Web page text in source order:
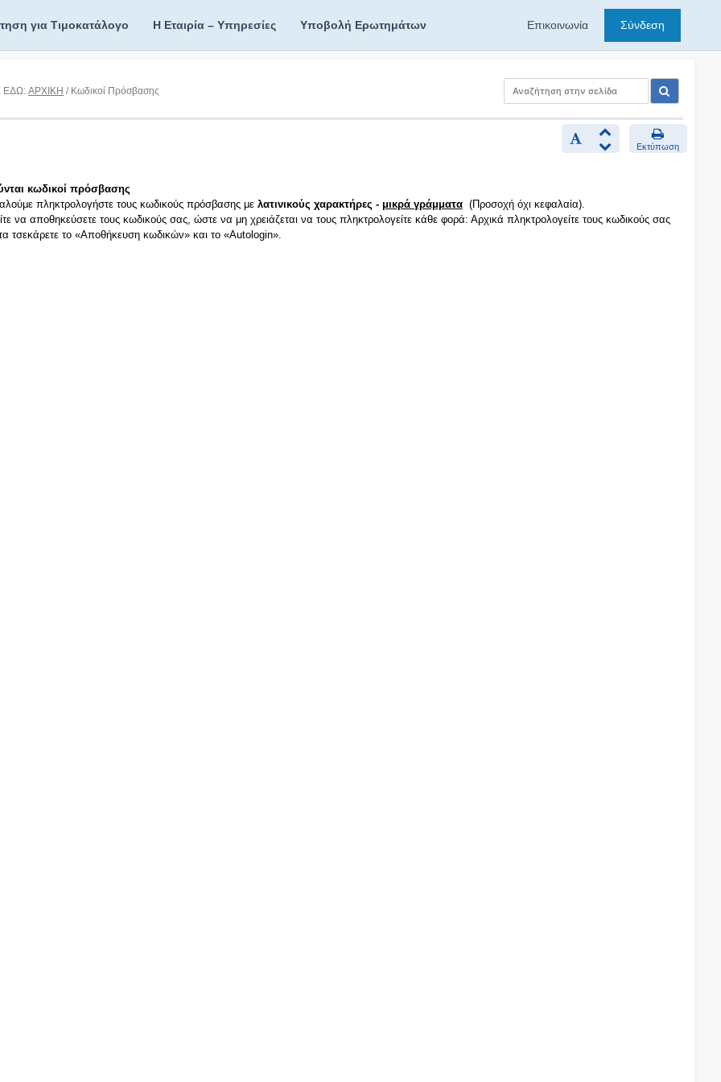
για Τιμοκατάλογο Η Εταιρία – Υπηρεσίες Υποβολή Ερωτημάτων Επικοινωνία Σύνδεση
ΕΔΩ:ΑΡΧΙΚΗ / Κωδικοί Πρόσβασης
Εκτύπωση
κωδικοί πρόσβασης
πληκτρολογήστε τους κωδικούς πρόσβασης με λατινικούς χαρακτήρες - μικρά γράμματα(Προσοχή όχι κεφαλαία).
να αποθηκεύσετε τους κωδικούς σας, ώστε να μη χρειάζεται να τους πληκτρολογείτε κάθε φορά: Αρχικά πληκτρολογείτε τους κωδικούς σας
τσεκάρετε το «Αποθήκευση κωδικών» και το «Autologin».